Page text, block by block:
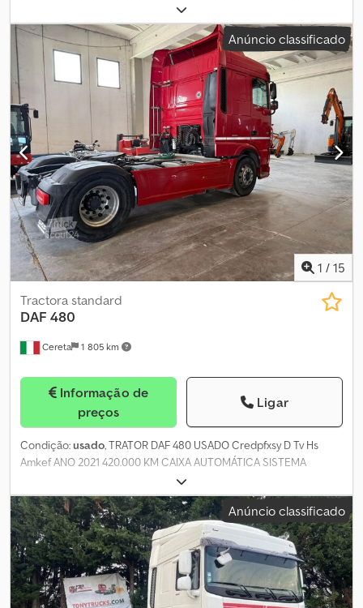
, peso total:
pneu:385/55 R22,5, configuração de eixo:2 eixos, travões:
retardador, cabina do condutor:cabina-cama, tipo de
engrenagem:
automático, classe de emissão:Euro 6, suspensão:
aço-ar , número de camas: 2 , tamanho do pneu traseiro:315/70 R
, número de lugares: , Equipamento:
ABS, airbag,
aquecedor estacionário, ar condicionado, bloqueio do
diferencial, computador de bordo, controlo de velocidade de
cruzeiro, fecho centralizado, registo de camião, spoiler, travão
de ar comprimido, | DAF XF 106.460 | Super Space Cab, EURO6 |
Automático, retardador, vidros elétricos | Geladeira, ar-
condicionado | Volante multifuncional, piloto automático |
Aquecimento estacionário, rádio/CD | Tacógrafo digital, bloqueio
do diferencial | 2 tanques | Sujeito a erros, equívocos de digitação
e venda prévia. Crodpfx Aovvwcvomkof
Anúncio classificado
1 / 15
Cereta 1 805 km
Tractora standard
DAF 480
Informação de
preços
Ligar
Condição:usado, TRATOR DAF 480 USADO Credpfxsy D Tv Hs
Amkef ANO 2021 420.000 KM CAIXA AUTOMÁTICA SISTEMA
Anúncio classificado